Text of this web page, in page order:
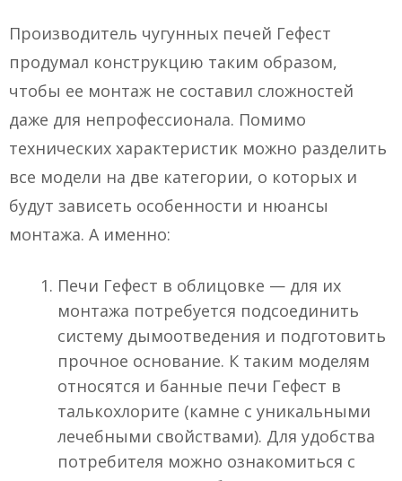
Производитель чугунных печей Гефест
продумал конструкцию таким образом,
чтобы ее монтаж не составил сложностей
даже для непрофессионала. Помимо
технических характеристик можно разделить
все модели на две категории, о которых и
будут зависеть особенности и нюансы
монтажа. А именно:
Печи Гефест в облицовке — для их
монтажа потребуется подсоединить
систему дымоотведения и подготовить
прочное основание. К таким моделям
относятся и банные печи Гефест в
талькохлорите (камне с уникальными
лечебными свойствами). Для удобства
потребителя можно ознакомиться с